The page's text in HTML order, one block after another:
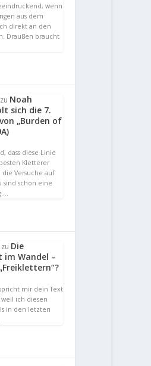
wenn
aus dem
direkt an den
Draußen braucht
zu Noah
sich die 7.
„Burden of
dass diese Linie
Kletterer
Versuche auf
sind schon eine
zu Die
Wandel –
mir dein Text
ich diesen
in den letzten